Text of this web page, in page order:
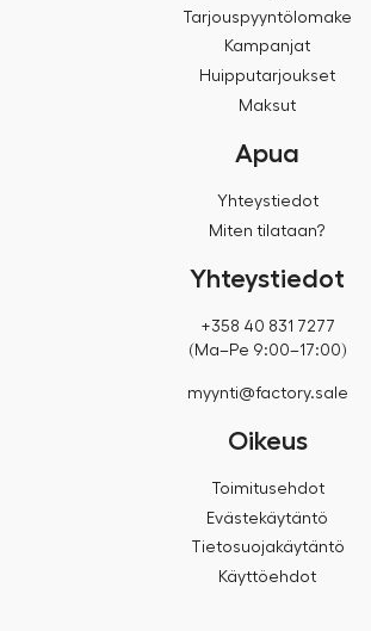
Tarjouspyyntölomake
Kampanjat
Huipputarjoukset
Maksut
Apua
Yhteystiedot
Miten tilataan?
Yhteystiedot
+358 40 831 7277
(Ma–Pe 9:00–17:00)
myynti@factory.sale
Oikeus
Toimitusehdot
Evästekäytäntö
Tietosuojakäytäntö
Käyttöehdot